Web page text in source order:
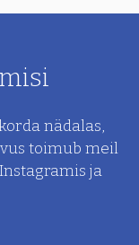
nädalas,
toimub meil
ja